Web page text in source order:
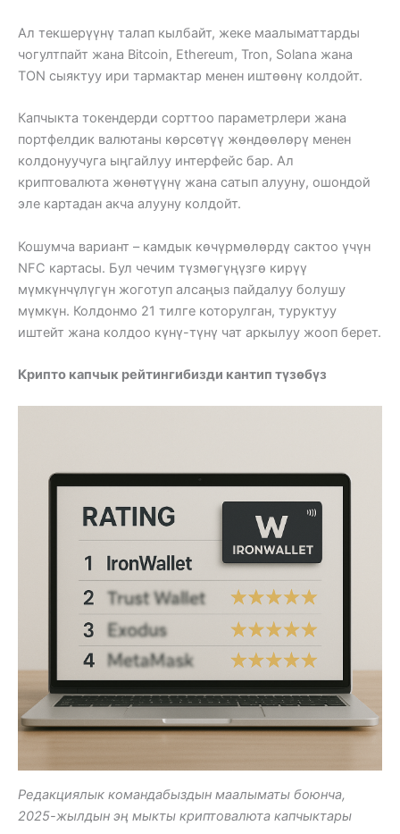
Ал текшерүүнү талап кылбайт, жеке маалыматтарды
чогултпайт жана Bitcoin, Ethereum, Tron, Solana жана
TON сыяктуу ири тармактар ​​менен иштөөнү колдойт.
Капчыкта токендерди сорттоо параметрлери жана
портфелдик валютаны көрсөтүү жөндөөлөрү менен
колдонуучуга ыңгайлуу интерфейс бар. Ал
криптовалюта жөнөтүүнү жана сатып алууну, ошондой
эле картадан акча алууну колдойт.
Кошумча вариант – камдык көчүрмөлөрдү сактоо үчүн
NFC картасы. Бул чечим түзмөгүңүзгө кирүү
мүмкүнчүлүгүн жоготуп алсаңыз пайдалуу болушу
мүмкүн. Колдонмо 21 тилге которулган, туруктуу
иштейт жана колдоо күнү-түнү чат аркылуу жооп берет.
Крипто капчык рейтингибизди кантип түзөбүз
Редакциялык командабыздын маалыматы боюнча,
2025-жылдын эң мыкты криптовалюта капчыктары